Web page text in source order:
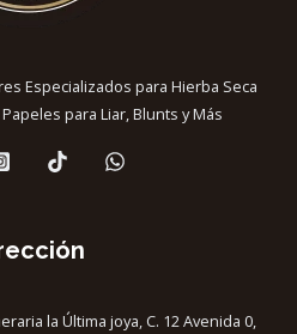
Especializados para Hierba Seca
para Liar, Blunts y Más
la Última joya, C. 12 Avenida 0,